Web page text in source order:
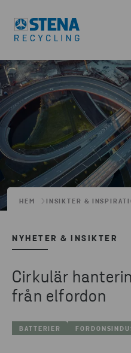
HEM INSIKTER &
NYHETER & INSIKTER
Cirkulär
från elfordon
BATTERIER